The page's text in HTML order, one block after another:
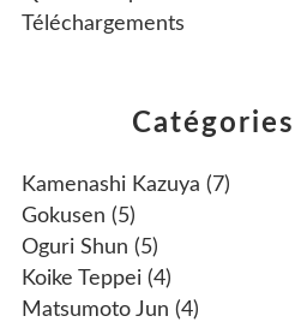
Catégories
Kamenashi Kazuya (7)
Gokusen (5)
Oguri Shun (5)
Koike Teppei (4)
Matsumoto Jun (4)
Téléchargements